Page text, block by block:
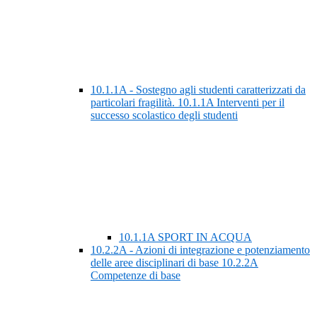
10.1.1A - Sostegno agli studenti caratterizzati da
particolari fragilità. 10.1.1A Interventi per il
successo scolastico degli studenti
10.1.1A SPORT IN ACQUA
10.2.2A - Azioni di integrazione e potenziamento
delle aree disciplinari di base 10.2.2A
Competenze di base